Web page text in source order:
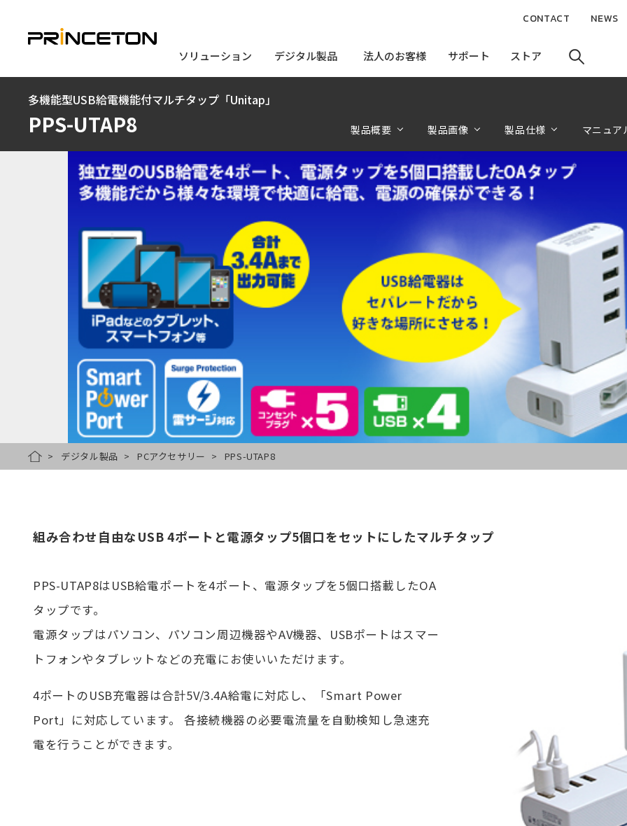
コ
ソリューション
ソリューション デジタル製品
デジタル製品 法人のお客様
法人のお客様 サポート
サポート ストア
ストア
CONTACT NEWS
多機能型USB給電機能付マルチタップ「Unitap」
PPS-UTAP8 製品概要 製品画像 製品仕様 マニュア
HOMEデジタル製品 PCアクセサリー PPS-UTAP8
組み合わせ自由なUSB 4ポートと電源タップ5個口をセットにしたマルチタップ
PPS-UTAP8はUSB給電ポートを4ポート、電源タップを5個口搭載したOA
タップです。
電源タップはパソコン、パソコン周辺機器やAV機器、USBポートはスマー
トフォンやタブレットなどの充電にお使いいただけます。
4ポートのUSB充電器は合計5V/3.4A給電に対応し、「Smart Power
Port」に対応しています。 各接続機器の必要電流量を自動検知し急速充
電を行うことができます。